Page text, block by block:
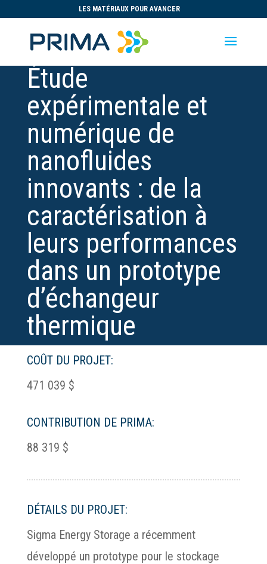
LES MATÉRIAUX POUR AVANCER
Étude
expérimentale et
numérique de
nanofluides
innovants : de la
caractérisation à
leurs performances
dans un prototype
d’échangeur
thermique
COÛT DU PROJET:
471 039 $
CONTRIBUTION DE PRIMA:
88 319 $
DÉTAILS DU PROJET:
Sigma Energy Storage a récemment
développé un prototype pour le stockage